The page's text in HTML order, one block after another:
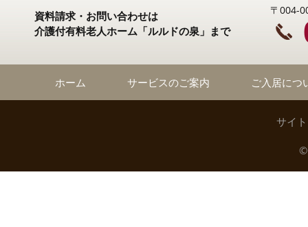
資料請求・お問い合わせは
介護付有料老人ホーム「ルルドの泉」まで
〒004-
ホーム サービスのご案内 ご入居につ
サイ
©